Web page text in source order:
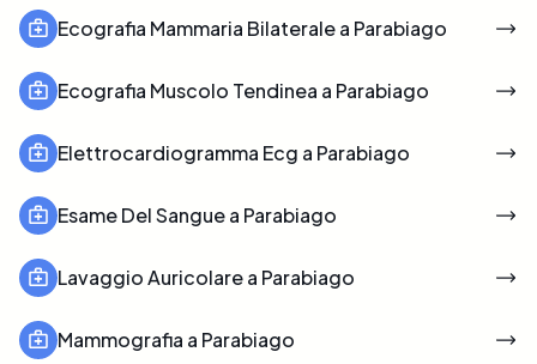
Ecografia Mammaria Bilaterale a Parabiago
Ecografia Muscolo Tendinea a Parabiago
Elettrocardiogramma Ecg a Parabiago
Esame Del Sangue a Parabiago
Lavaggio Auricolare a Parabiago
Mammografia a Parabiago